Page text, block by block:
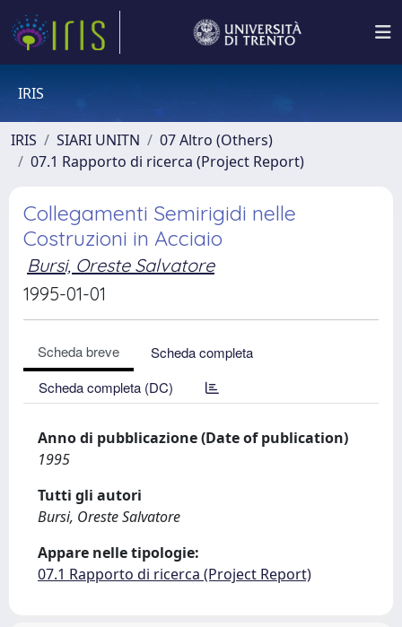
IRIS
IRIS SIARI UNITN
07 Altro (Others)
07.1 Rapporto di ricerca (Project Report)
Collegamenti Semirigidi nelle
Costruzioni in Acciaio
Bursi, Oreste Salvatore
1995-01-01
Scheda breve
Scheda completa
Scheda completa (DC)
Anno di pubblicazione (Date of publication)
1995
Tutti gli autori
Bursi, Oreste Salvatore
Appare nelle tipologie:
07.1 Rapporto di ricerca (Project Report)